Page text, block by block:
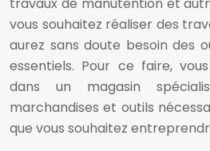
vous souhaitez réaliser des
aurez sans doute besoin des
essentiels. Pour ce faire,
dans un magasin
marchandises et outils
que vous souhaitez